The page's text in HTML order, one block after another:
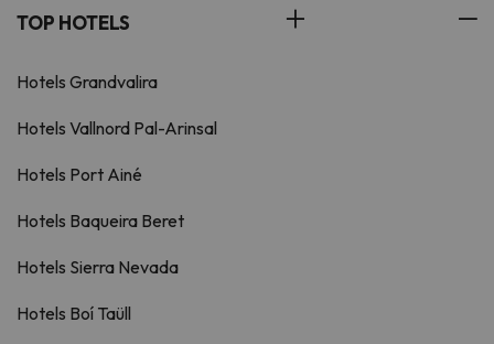
TOP HOTELS
Hotels Grandvalira
Hotels Vallnord Pal-Arinsal
Hotels Port Ainé
Hotels Baqueira Beret
Hotels Sierra Nevada
Hotels Boí Taüll